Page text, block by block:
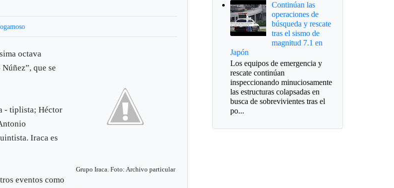
Grupo Iraca. Foto: Archivo particular
octava
que se
- tiplista; Héctor
Iraca es
eventos como
Continúan las
operaciones de
búsqueda y rescate
tras el sismo de
magnitud 7.1 en
Japón
Los equipos de emergencia y
rescate continúan
inspeccionando minuciosamente
las estructuras colapsadas en
busca de sobrevivientes tras el
po...